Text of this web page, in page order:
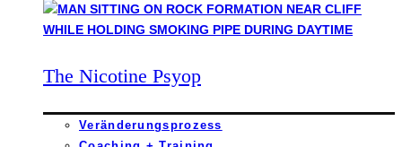
The Nicotine Psyop
Veränderungsprozess